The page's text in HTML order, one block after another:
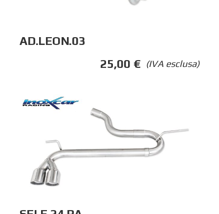
AD.LEON.03
(IVA esclusa)
25,00 €